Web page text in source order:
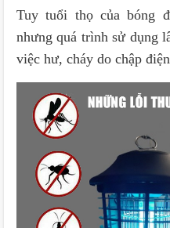
Tuy tuổi thọ của bóng
nhưng quá trình sử dụng
việc hư, cháy do chập